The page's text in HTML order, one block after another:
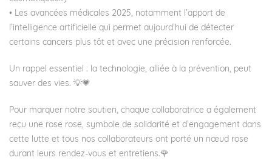
• Les avancées médicales 2025, notamment l’apport de
l’intelligence artificielle qui permet aujourd’hui de détecter
certains cancers plus tôt et avec une précision renforcée.
Un rappel essentiel : la technologie, alliée à la prévention, peut
sauver des vies. 💡💗
Pour marquer notre soutien, chaque collaboratrice a également
reçu une rose rose, symbole de solidarité et d’engagement dans
cette lutte et tous nos collaborateurs ont porté un nœud rose
durant leurs rendez-vous et entretiens.🌹